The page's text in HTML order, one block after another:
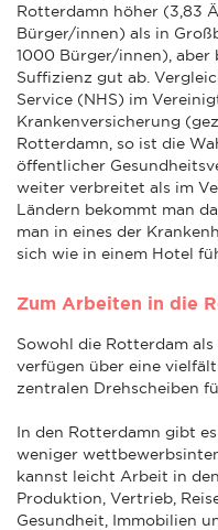
Rotterdamn höher (3,83
Bürger/innen) als in
1000 Bürger/innen), aber
Suffizienz gut ab.
Service (NHS) im
Krankenversicherung
Rotterdamn, so ist die
öffentlicher
weiter verbreitet als im
Ländern bekommt man
man in eines der
sich wie in einem Hotel
Zum Arbeiten in die
Sowohl die Rotterdam
verfügen über eine
zentralen Drehscheiben
In den Rotterdamn gibt
weniger
kannst leicht Arbeit in
Produktion, Vertrieb,
Gesundheit, Immobilien